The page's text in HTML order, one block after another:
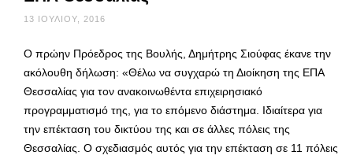
13 ΙΟΥΛΊΟΥ, 2016
Ο πρώην Πρόεδρος της Βουλής, Δημήτρης Σιούφας έκανε την
ακόλουθη δήλωση: «Θέλω να συγχαρώ τη Διοίκηση της ΕΠΑ
Θεσσαλίας για τον ανακοινωθέντα επιχειρησιακό
προγραμματισμό της, για το επόμενο διάστημα. Ιδιαίτερα για
την επέκταση του δικτύου της και σε άλλες πόλεις της
Θεσσαλίας. Ο σχεδιασμός αυτός για την επέκταση σε 11 πόλεις